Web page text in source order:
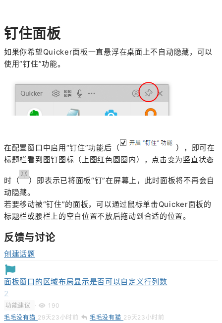
钉住面板
如果你希望Quicker面板一直悬浮在桌面上不自动隐藏，可以
使用“钉住”功能。
在配置窗口中启用“钉住”功能后 （ ）
，即可在
标题栏看到图钉图标（上图红色圆圈内），点击变为竖直状态
时 （ ） 即表示已将面板“钉”在屏幕上，此时面板将不再会自
动隐藏。
若要移动被“钉住”的面板，可以通过鼠标单击Quicker面板的
标题栏或腰栏上的空白位置不放后拖动到合适的位置。
反馈与讨论
创建话题
面板窗口的区域布局显示是否可以自定义行列数
2
功能建议 ·
190
毛毛没有猫 29天23小时前 毛毛没有猫 29天23小时前